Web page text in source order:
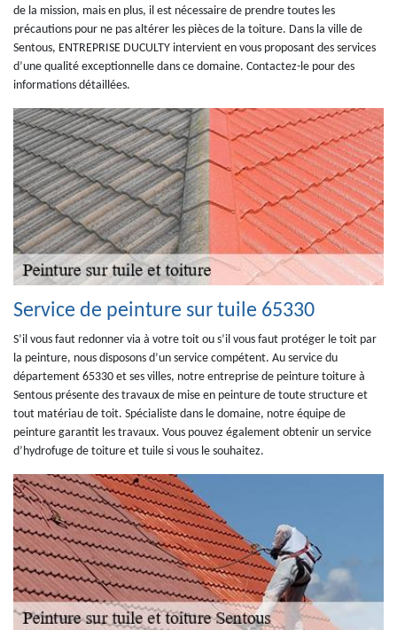
de la mission, mais en plus, il est nécessaire de prendre toutes les
précautions pour ne pas altérer les pièces de la toiture. Dans la ville de
Sentous, ENTREPRISE DUCULTY intervient en vous proposant des services
d’une qualité exceptionnelle dans ce domaine. Contactez-le pour des
informations détaillées.
Service de peinture sur tuile 65330
S’il vous faut redonner via à votre toit ou s’il vous faut protéger le toit par
la peinture, nous disposons d’un service compétent. Au service du
département 65330 et ses villes, notre entreprise de peinture toiture à
Sentous présente des travaux de mise en peinture de toute structure et
tout matériau de toit. Spécialiste dans le domaine, notre équipe de
peinture garantit les travaux. Vous pouvez également obtenir un service
d’hydrofuge de toiture et tuile si vous le souhaitez.